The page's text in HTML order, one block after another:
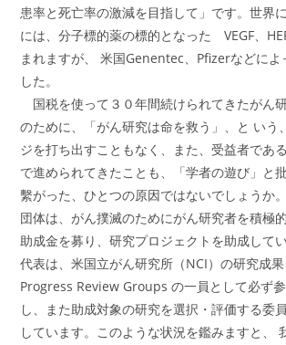
患率と死亡率の激減を目指して」です。世界
には、分子標的薬の標的となった VEGF、
まれますが、 米国Genentec、Pfizerなどによ
した。
国税を使って３０年間続けられてきたがん
のために、「がん研究は命を救う」、と いう
ジを打ち出すこともなく、また、受益者であ
で進められてきたことも、「学者の遊び」と
繫がった、ひとつの原因ではないでしょうか
団体は、がん撲滅のためにがん研究者を積極
助成金を募り、研究プロジェクトを助成して
代表は、米国立がん研究所（NCI）の研究成
Progress Review Groups の一員として必ず
し、また助成対象の研究を選択・評価する委
しています。このような状況を鑑みますと、